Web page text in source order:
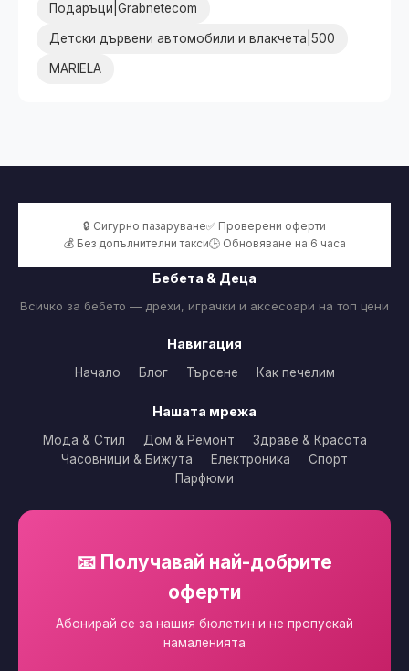
Подаръци|Grabnetecom
Детски дървени автомобили и влакчета|500
MARIELA
🔒 Сигурно пазаруване✅ Проверени оферти
💰 Без допълнителни такси🕒 Обновяване на 6 часа
Бебета & Деца
Всичко за бебето — дрехи, играчки и аксесоари на топ цени
Навигация
Начало Блог Търсене Как печелим
Нашата мрежа
Мода & Стил Дом & Ремонт
Здраве & Красота
Часовници & Бижута
Електроника
Спорт
Парфюми
📧 Получавай най-добрите
оферти
Абонирай се за нашия бюлетин и не пропускай
намаленията